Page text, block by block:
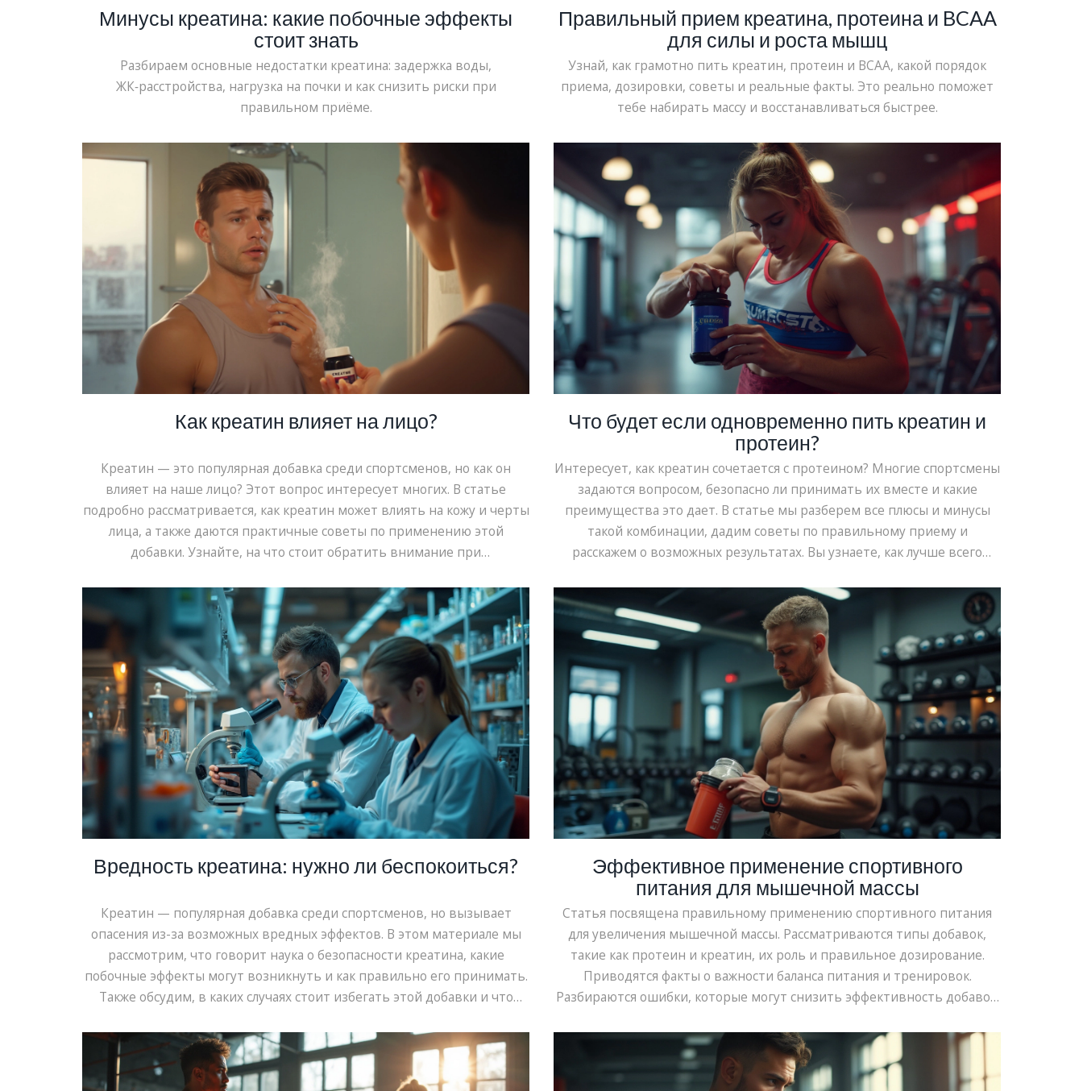
Минусы креатина: какие побочные эффекты
стоит знать
Разбираем основные недостатки креатина: задержка воды,
ЖК‑расстройства, нагрузка на почки и как снизить риски при
правильном приёме.
Правильный прием креатина, протеина и BCAA
для силы и роста мышц
Узнай, как грамотно пить креатин, протеин и BCAA, какой порядок
приема, дозировки, советы и реальные факты. Это реально поможет
тебе набирать массу и восстанавливаться быстрее.
Как креатин влияет на лицо?
Креатин — это популярная добавка среди спортсменов, но как он
влияет на наше лицо? Этот вопрос интересует многих. В статье
подробно рассматривается, как креатин может влиять на кожу и черты
лица, а также даются практичные советы по применению этой
добавки. Узнайте, на что стоит обратить внимание при
последствий.
Что будет если одновременно пить креатин и
протеин?
Интересует, как креатин сочетается с протеином? Многие спортсмены
задаются вопросом, безопасно ли принимать их вместе и какие
преимущества это дает. В статье мы разберем все плюсы и минусы
такой комбинации, дадим советы по правильному приему и
расскажем о возможных результатах. Вы узнаете, как лучше всего
тренировочных целей.
Вредность креатина: нужно ли беспокоиться?
Креатин — популярная добавка среди спортсменов, но вызывает
опасения из-за возможных вредных эффектов. В этом материале мы
рассмотрим, что говорит наука о безопасности креатина, какие
побочные эффекты могут возникнуть и как правильно его принимать.
Также обсудим, в каких случаях стоит избегать этой добавки и что
уверенностью.
Эффективное применение спортивного
питания для мышечной массы
Статья посвящена правильному применению спортивного питания
для увеличения мышечной массы. Рассматриваются типы добавок,
такие как протеин и креатин, их роль и правильное дозирование.
Приводятся факты о важности баланса питания и тренировок.
Разбираются ошибки, которые могут снизить эффективность добавок.